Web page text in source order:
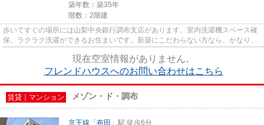
築年数：築35年
階数：2階建
歩いてすぐの場所には山梨中央銀行調布支店があります。室内洗濯機スペース確
保、ラクラク洗濯ができるお住まいです。新築にこだわらない方なら、かなりお
現在空室情報がありません。
フレンドハウスへのお問い合わせはこちら
賃貸｜マンション メゾン・ド・調布
京王線 「 布田 」駅 徒歩6分